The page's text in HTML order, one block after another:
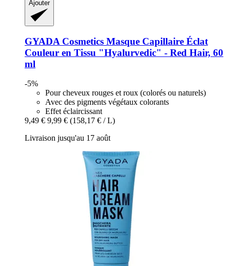
Ajouter
GYADA Cosmetics Masque Capillaire Éclat
Couleur en Tissu "Hyalurvedic" -​ Red Hair, 60
ml
-5%
Pour cheveux rouges et roux (colorés ou naturels)
Avec des pigments végétaux colorants
Effet éclaircissant
9,49 € 9,99 € (158,17 € / L)
Livraison jusqu'au 17 août